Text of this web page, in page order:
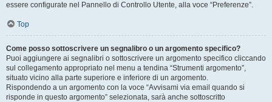
essere configurate nel Pannello di Controllo Utente, alla voce “Preferenze”.
Top
Come posso sottoscrivere un segnalibro o un argomento specifico?
Puoi aggiungere ai segnalibri o sottoscrivere un argomento specifico cliccando
sul collegamento appropriato nel menu a tendina “Strumenti argomento”,
situato vicino alla parte superiore e inferiore di un argomento.
Rispondendo a un argomento con la voce “Avvisami via email quando si
risponde in questo argomento” selezionata, sarà anche sottoscritto